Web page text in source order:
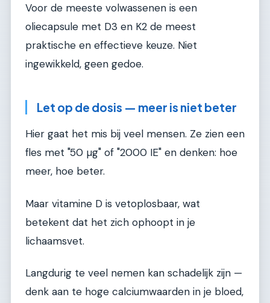
Voor de meeste volwassenen is een
oliecapsule met D3 en K2 de meest
praktische en effectieve keuze. Niet
ingewikkeld, geen gedoe.
Let op de dosis — meer is niet beter
Hier gaat het mis bij veel mensen. Ze zien een
fles met "50 µg" of "2000 IE" en denken: hoe
meer, hoe beter.
Maar vitamine D is vetoplosbaar, wat
betekent dat het zich ophoopt in je
lichaamsvet.
Langdurig te veel nemen kan schadelijk zijn —
denk aan te hoge calciumwaarden in je bloed,